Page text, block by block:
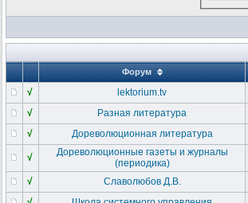
Форум
√ lektorium.tv
√ Разная литература
√ Дореволюционная литература
√
Дореволюционные газеты и журналы
(периодика)
√ Славолюбов Д.В.